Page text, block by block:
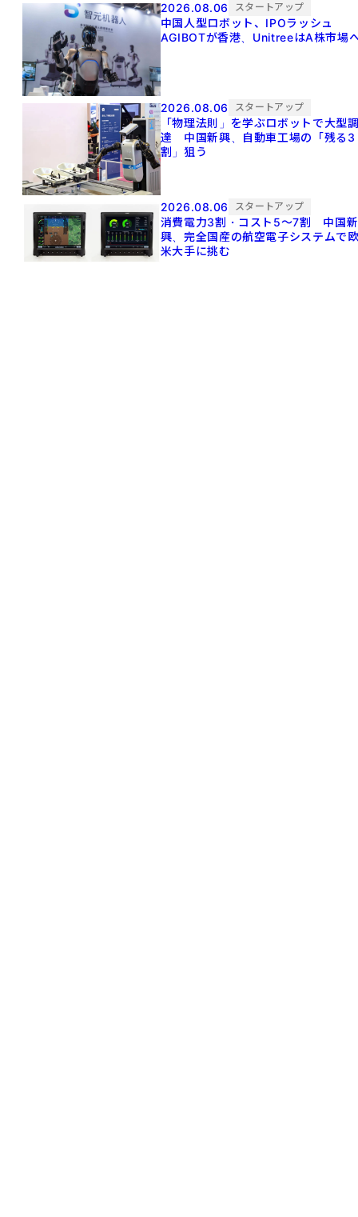
2026.08.06 スタートアップ
中国人型ロボット、IPOラッシュ
AGIBOTが香港、UnitreeはA株市場
2026.08.06 スタートアップ
「物理法則」を学ぶロボットで大型
達 中国新興、自動車工場の「残る3
割」狙う
2026.08.06 スタートアップ
消費電力3割・コスト5〜7割 中国新
興、完全国産の航空電子システムで
米大手に挑む